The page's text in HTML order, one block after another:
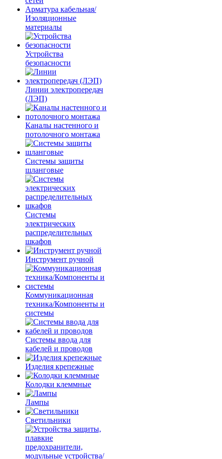
Арматура кабельная/
Изоляционные
материалы
Устройства
безопасности
Линии электропередач
(ЛЭП)
Каналы настенного и
потолочного монтажа
Системы защиты
шланговые
Системы
электрических
распределительных
шкафов
Инструмент ручной
Коммуникационная
техника/Компоненты и
системы
Системы ввода для
кабелей и проводов
Изделия крепежные
Колодки клеммные
Лампы
Светильники